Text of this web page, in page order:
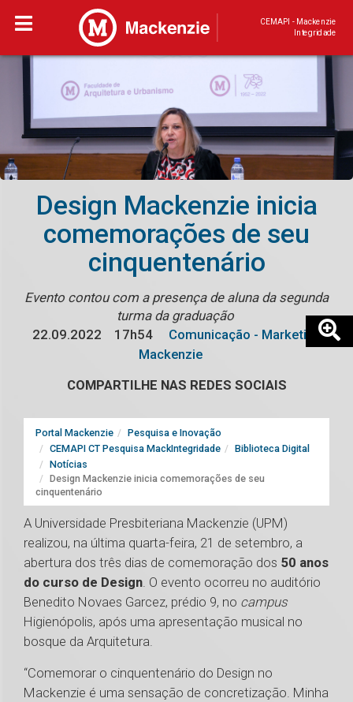
CEMAPI - Mackenzie
Integridade
Design Mackenzie inicia
comemorações de seu
cinquentenário
Evento contou com a presença de aluna da segunda
turma da graduação
22.09.2022
17h54
Comunicação - Marketing
Mackenzie
COMPARTILHE NAS REDES SOCIAIS
Portal Mackenzie
Pesquisa e Inovação
CEMAPI CT Pesquisa MackIntegridade
Biblioteca Digital
Notícias
Design Mackenzie inicia comemorações de seu
cinquentenário
A Universidade Presbiteriana Mackenzie (UPM)
realizou, na última quarta-feira, 21 de setembro, a
abertura dos três dias de comemoração dos 50 anos
do curso de Design. O evento ocorreu no auditório
Benedito Novaes Garcez, prédio 9, no campus
Higienópolis, após uma apresentação musical no
bosque da Arquitetura.
“Comemorar o cinquentenário do Design no
Mackenzie é uma sensação de concretização. Minha